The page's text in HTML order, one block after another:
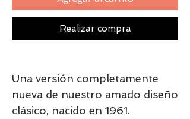
Realizar compra
Una versión completamente
nueva de nuestro amado diseño
clásico, nacido en 1961.